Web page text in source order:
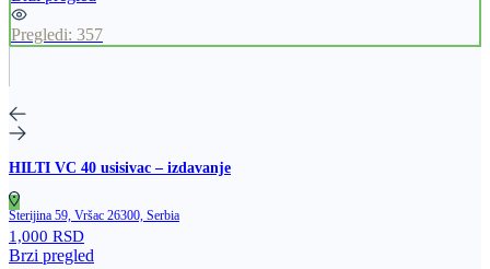
Pregledi: 357
HILTI VC 40 usisivac – izdavanje
Sterijina 59, Vršac 26300, Serbia
1,000 RSD
Brzi pregled